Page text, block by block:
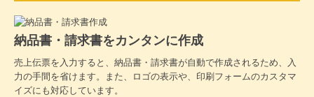
納品書・請求書をカンタンに作成
売上伝票を入力すると、納品書・請求書が自動で作成されるため、入
力の手間を省けます。また、ロゴの表示や、印刷フォームのカスタマ
イズにも対応しています。